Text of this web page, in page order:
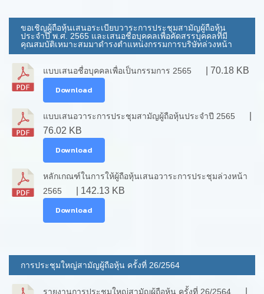
ขอเชิญผู้ถือหุ้นเสนอระเบียบวาระการประชุมสามัญผู้ถือหุ้น
ประจำปี พ.ศ. 2565 และเสนอชื่อบุคคลเพื่อคัดสรรบุคคลที่มี
คุณสมบัติเหมาะสมมาดำรงตำแหน่งกรรมการบริษัทล่วงหน้า
แบบเสนอชื่อบุคคลเพื่อเป็นกรรมการ 2565 | 70.18 KB
Download
แบบเสนอวาระการประชุมสามัญผู้ถือหุ้นประจำปี 2565
76.02 KB
Download
หลักเกณฑ์ในการให้ผู้ถือหุ้นเสนอวาระการประชุมล่วงหน้า
2565
| 142.13 KB
Download
การประชุมใหญ่สามัญผู้ถือหุ้น ครั้งที่ 26/2564
รายงานการประชุมใหญ่สามัญผู้ถือหุ้น ครั้งที่ 26/2564